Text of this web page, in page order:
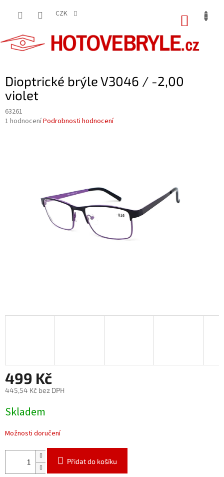
CZK
Dioptrické brýle V3046 / -2,00
violet
63261
Průměrné
1 hodnoceníPodrobnosti hodnocení
499 Kč
445,54 Kč bez DPH
cena:
Skladem
Možnosti doručení
Přidat do košíku